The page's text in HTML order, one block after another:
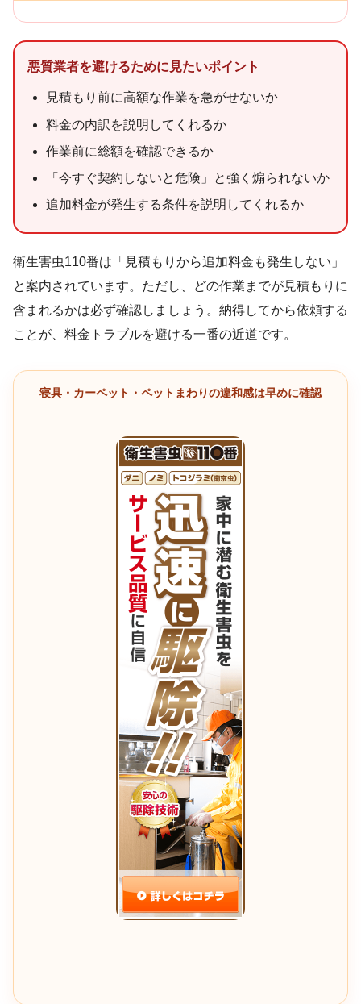
悪質業者を避けるために見たいポイント
見積もり前に高額な作業を急がせないか
料金の内訳を説明してくれるか
作業前に総額を確認できるか
「今すぐ契約しないと危険」と強く煽られないか
追加料金が発生する条件を説明してくれるか
衛生害虫110番は「見積もりから追加料金も発生しない」
と案内されています。ただし、どの作業までが見積もりに
含まれるかは必ず確認しましょう。納得してから依頼する
ことが、料金トラブルを避ける一番の近道です。
寝具・カーペット・ペットまわりの違和感は早めに確認